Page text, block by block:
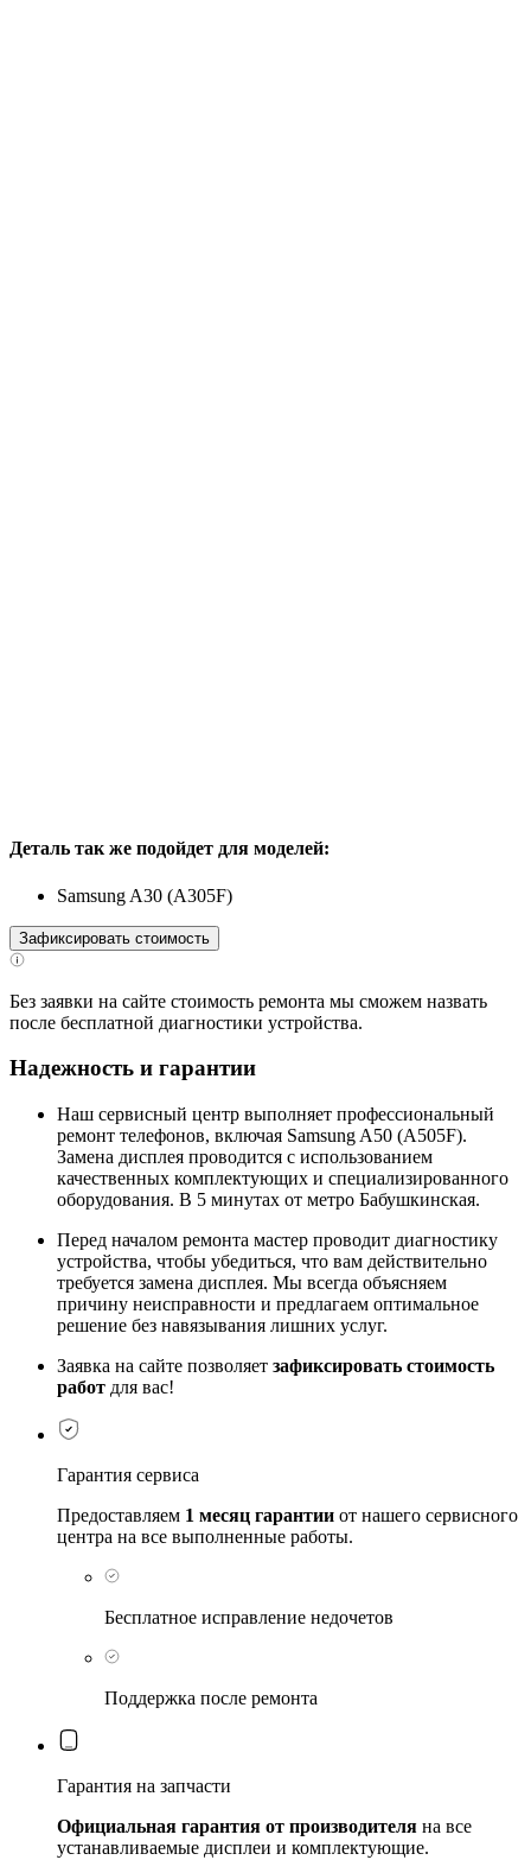
Деталь так же подойдет для моделей:
Samsung A30 (A305F)
Зафиксировать стоимость
Без заявки на сайте стоимость ремонта мы сможем назвать
после бесплатной диагностики устройства.
Надежность и гарантии
Наш сервисный центр выполняет профессиональный
ремонт телефонов, включая Samsung A50 (A505F).
Замена дисплея проводится с использованием
качественных комплектующих и специализированного
оборудования. В 5 минутах от метро Бабушкинская.
Перед началом ремонта мастер проводит диагностику
устройства, чтобы убедиться, что вам действительно
требуется замена дисплея. Мы всегда объясняем
причину неисправности и предлагаем оптимальное
решение без навязывания лишних услуг.
Заявка на сайте позволяет зафиксировать стоимость
работ для вас!
Гарантия сервиса
Предоставляем 1 месяц гарантии от нашего сервисного
центра на все выполненные работы.
Бесплатное исправление недочетов
Поддержка после ремонта
Гарантия на запчасти
Официальная гарантия от производителя на все
устанавливаемые дисплеи и комплектующие.